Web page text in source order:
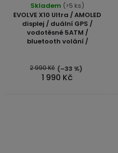
EVOLVE X10 Ultra / AMOLED
displej / duální GPS /
vodotěsné 5ATM /
bluetooth volání /
Skladem (>5 ks)
1 990 Kč
2 990 Kč (–33 %)